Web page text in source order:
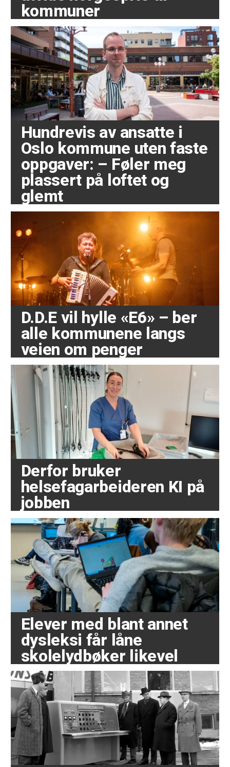
kommuner
Hundrevis av ansatte i
Oslo kommune uten faste
oppgaver: – Føler meg
plassert på loftet og
glemt
D.D.E vil hylle «E6» – ber
alle kommunene langs
veien om penger
Derfor bruker
helsefagarbeideren KI på
jobben
Elever med blant annet
dysleksi får låne
skolelydbøker likevel